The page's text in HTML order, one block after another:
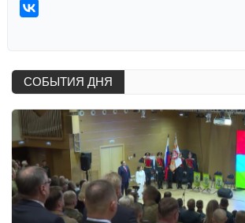
СОБЫТИЯ ДНЯ